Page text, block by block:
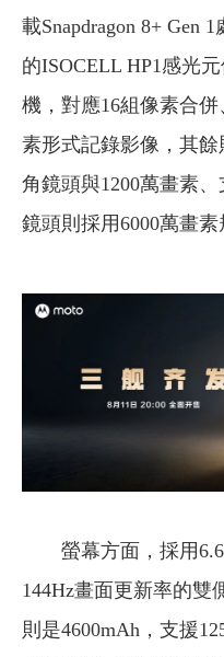
載Snapdragon 8+ Gen
的ISOCELL HP1感光
機，對應16組像素合
素形式記錄影像，其
角鏡頭與1200萬畫素
鏡頭則採用6000萬畫素
螢幕方面，採用
144Hz畫面更新率的雙
則是4600mAh，支援